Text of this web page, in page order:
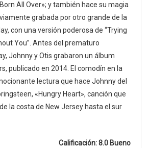
All Over»; y también hace su magia
grabada por otro grande de la
con una versión poderosa de “Trying
You”. Antes del prematuro
Johnny y Otis grabaron un álbum
publicado en 2014. El comodín en la
lectura que hace Johnny del
«Hungry Heart», canción que
la costa de New Jersey hasta el sur
Calificación: 8.0 Bueno